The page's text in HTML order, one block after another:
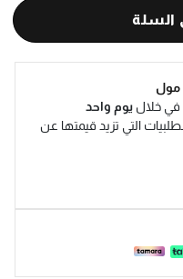
السلة
مول
في خلال يوم واحد
التي تزيد قيمتها عن